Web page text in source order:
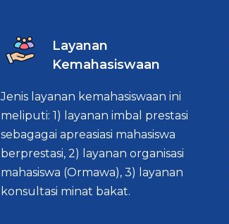
Layanan
Kemahasiswaan
Jenis layanan kemahasiswaan ini
meliputi: 1) layanan imbal prestasi
sebagagai apreasiasi mahasiswa
berprestasi, 2) layanan organisasi
mahasiswa (Ormawa), 3) layanan
konsultasi minat bakat.